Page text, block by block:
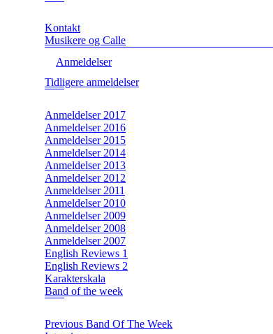
Kontakt
Musikere og Calle
Anmeldelser
Tidligere anmeldelser
Anmeldelser 2017
Anmeldelser 2016
Anmeldelser 2015
Anmeldelser 2014
Anmeldelser 2013
Anmeldelser 2012
Anmeldelser 2011
Anmeldelser 2010
Anmeldelser 2009
Anmeldelser 2008
Anmeldelser 2007
English Reviews 1
English Reviews 2
Karakterskala
Band of the week
Previous Band Of The Week